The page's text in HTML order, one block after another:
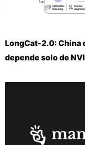
LongCat-2.0: China
depende solo de